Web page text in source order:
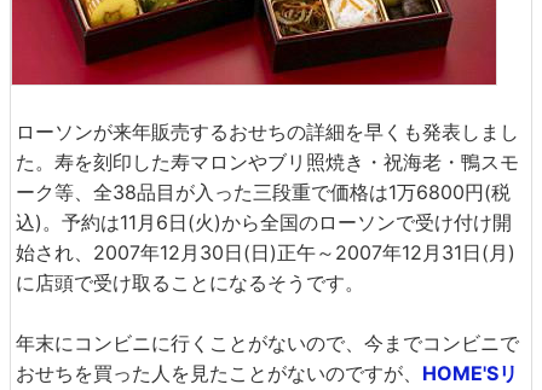
ローソンが来年販売するおせちの詳細を早くも発表しまし
た。寿を刻印した寿マロンやブリ照焼き・祝海老・鴨スモ
ーク等、全38品目が入った三段重で価格は1万6800円(税
込)。予約は11月6日(火)から全国のローソンで受け付け開
始され、2007年12月30日(日)正午～2007年12月31日(月)
に店頭で受け取ることになるそうです。
年末にコンビニに行くことがないので、今までコンビニで
おせちを買った人を見たことがないのですが、 HOME'Sリ